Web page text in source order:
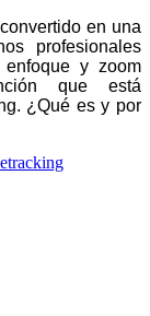
en una
profesionales
y zoom
que está
¿Qué es y por